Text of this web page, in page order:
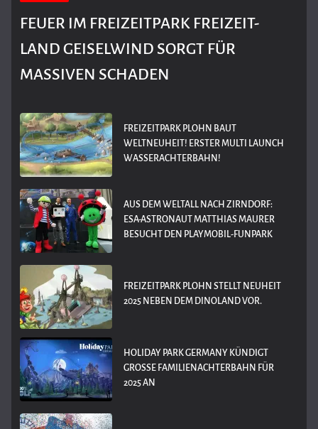
FEUER IM FREIZEITPARK FREIZEIT-
LAND GEISELWIND SORGT FÜR
MASSIVEN SCHADEN
FREIZEITPARK PLOHN BAUT
WELTNEUHEIT! ERSTER MULTI LAUNCH
WASSERACHTERBAHN!
AUS DEM WELTALL NACH ZIRNDORF:
ESA-ASTRONAUT MATTHIAS MAURER
BESUCHT DEN PLAYMOBIL-FUNPARK
FREIZEITPARK PLOHN STELLT NEUHEIT
2025 NEBEN DEM DINOLAND VOR.
HOLIDAY PARK GERMANY KÜNDIGT
GROSSE FAMILIENACHTERBAHN FÜR 2
025 AN